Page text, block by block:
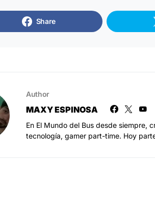
Share
Author
MAXY ESPINOSA
En El Mundo del Bus desde siempre,
tecnología, gamer part-time. Hoy